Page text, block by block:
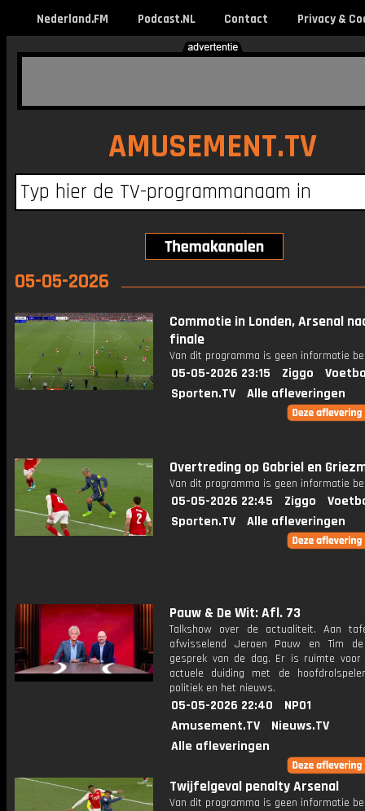
Nederland.FM Podcast.NL Contact Privacy &
AMUSEMENT.TV
05-05-2026
Commotie in Londen, Arsenal
finale
Van dit programma is geen informatie
05-05-2026 23:15 Ziggo
Sporten.TV
Alle afleveringen
Overtreding op Gabriel en
Van dit programma is geen informatie
05-05-2026 22:45 Ziggo
Sporten.TV
Alle afleveringen
Pauw & De Wit: Afl. 73
Talkshow over de actualiteit. Aan
afwisselend Jeroen Pauw en Tim
gesprek van de dag. Er is ruimte
actuele duiding met de
politiek en het nieuws.
05-05-2026 22:40
NPO1
Amusement.TV
Nieuws.TV
Alle afleveringen
Twijfelgeval penalty Arsenal
Van dit programma is geen informatie